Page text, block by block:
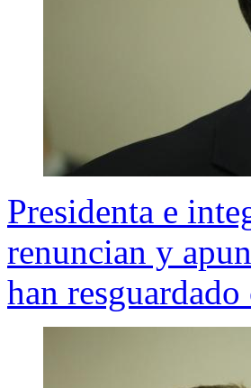
Presidenta e
renuncian y
han